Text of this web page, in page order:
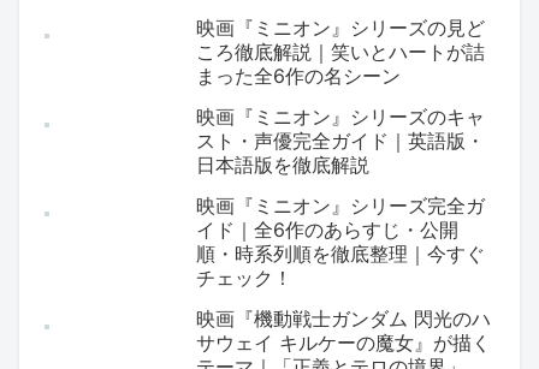
映画『ミニオン』シリーズの見ど
ころ徹底解説｜笑いとハートが詰
まった全6作の名シーン
映画『ミニオン』シリーズのキャ
スト・声優完全ガイド｜英語版・
日本語版を徹底解説
映画『ミニオン』シリーズ完全ガ
イド｜全6作のあらすじ・公開
順・時系列順を徹底整理｜今すぐ
チェック！
映画『機動戦士ガンダム 閃光のハ
サウェイ キルケーの魔女』が描く